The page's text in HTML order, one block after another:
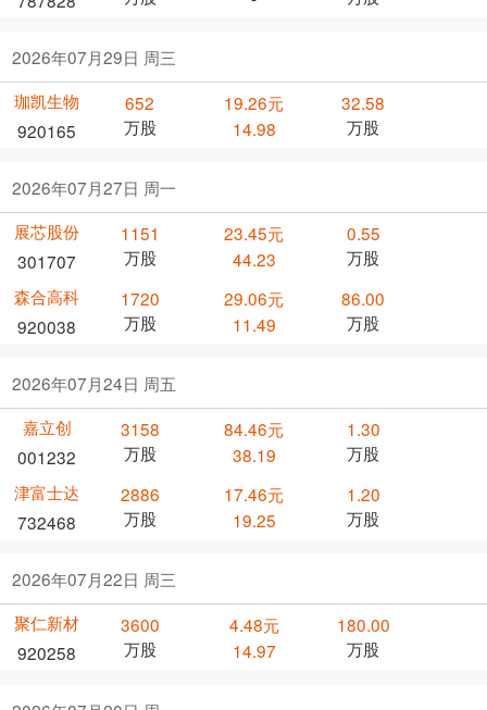
2026年07月29日 周三
珈凯生物
920165
652
万股
19.26元
14.98
32.58
万股
2026年07月27日 周一
展芯股份
301707
1151
万股
23.45元
44.23
0.55
万股
森合高科
920038
1720
万股
29.06元
11.49
86.00
万股
2026年07月24日 周五
嘉立创
001232
3158
万股
84.46元
38.19
1.30
万股
津富士达
732468
2886
万股
17.46元
19.25
1.20
万股
2026年07月22日 周三
聚仁新材
920258
3600
万股
4.48元
14.97
180.00
万股